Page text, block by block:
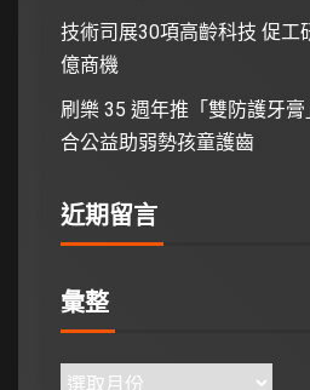
技術司展30項高齡科技 促工
億商機
刷樂 35 週年推「雙防護牙
合公益助弱勢孩童護齒
近期留言
彙整